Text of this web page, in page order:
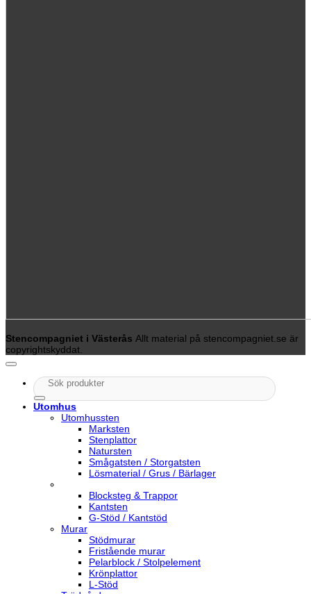
Stencompagniet i Västerås Allt material på stencompagniet.se är
copyrightskyddat.
Sök
efter:
Utomhus
Utomhussten
Marksten
Stenplattor
Natursten
Smågatsten / Storgatsten
Lösmaterial / Grus / Bärlager
Blocksteg & Trappor
Kantsten
G-Stöd / Kantstöd
Murar
Stödmurar
Fristående murar
Pelarblock / Stolpelement
Krönplattor
L-Stöd